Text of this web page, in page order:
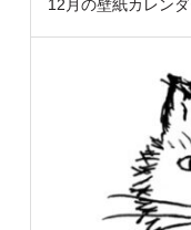
12月の壁紙カレン